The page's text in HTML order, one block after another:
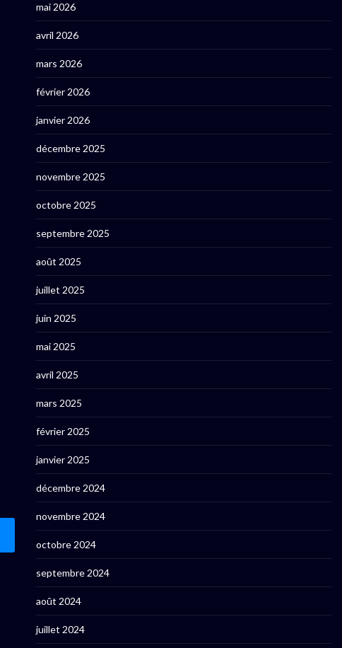
mai 2026
avril 2026
mars 2026
février 2026
janvier 2026
décembre 2025
novembre 2025
octobre 2025
septembre 2025
août 2025
juillet 2025
juin 2025
mai 2025
avril 2025
mars 2025
février 2025
janvier 2025
décembre 2024
novembre 2024
octobre 2024
septembre 2024
août 2024
juillet 2024